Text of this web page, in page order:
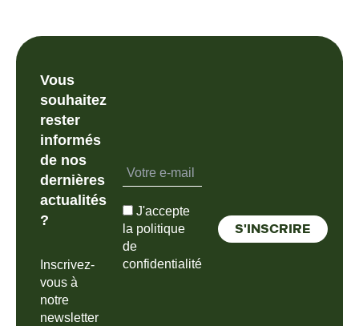
Vous
souhaitez
rester
informés
de nos
dernières
actualités
?
Inscrivez-
vous à
notre
newsletter
J'accepte
la politique
de
confidentialité